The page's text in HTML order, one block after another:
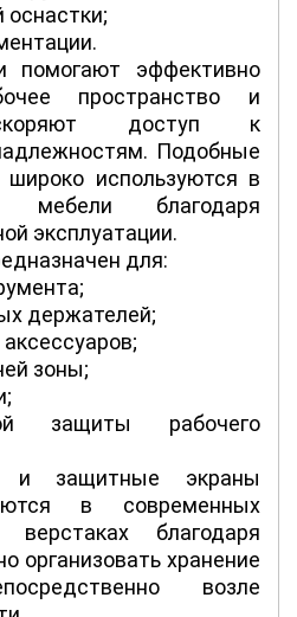
оснастки;
эффективно
пространство и
доступ к
Подобные
используются в
мебели благодаря
эксплуатации.
для:
держателей;
зоны;
защиты рабочего
и защитные экраны
в современных
верстаках благодаря
организовать хранение
возле